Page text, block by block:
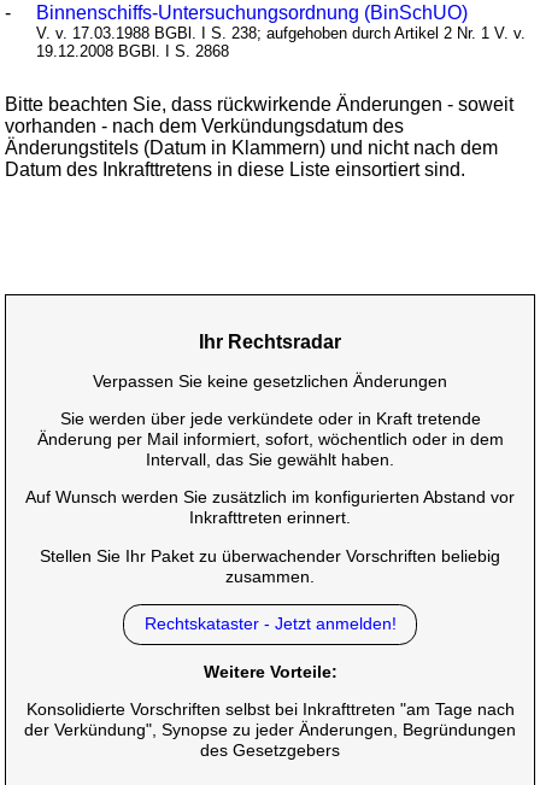
- Binnenschiffs-Untersuchungsordnung (BinSchUO)
V. v. 17.03.1988 BGBl. I S. 238; aufgehoben durch Artikel 2 Nr. 1 V. v.
19.12.2008 BGBl. I S. 2868
Bitte beachten Sie, dass rückwirkende Änderungen - soweit
vorhanden - nach dem Verkündungsdatum des
Änderungstitels (Datum in Klammern) und nicht nach dem
Datum des Inkrafttretens in diese Liste einsortiert sind.
Ihr Rechtsradar
Verpassen Sie keine gesetzlichen Änderungen
Sie werden über jede verkündete oder in Kraft tretende
Änderung per Mail informiert, sofort, wöchentlich oder in dem
Intervall, das Sie gewählt haben.
Auf Wunsch werden Sie zusätzlich im konfigurierten Abstand vor
Inkrafttreten erinnert.
Stellen Sie Ihr Paket zu überwachender Vorschriften beliebig
zusammen.
Rechtskataster - Jetzt anmelden!
Weitere Vorteile:
Konsolidierte Vorschriften selbst bei Inkrafttreten "am Tage nach
der Verkündung", Synopse zu jeder Änderungen, Begründungen
des Gesetzgebers